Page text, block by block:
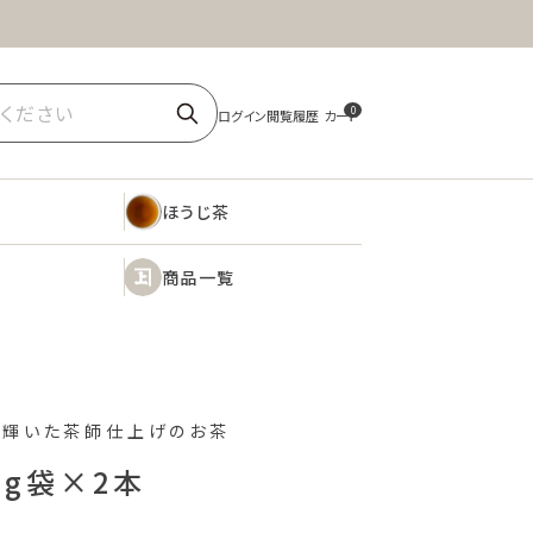
0
商品一覧
ほうじ茶
商品一覧
いた茶師仕上げのお茶
袋×2本